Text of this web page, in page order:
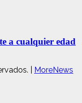
a cualquier edad
MoreNews